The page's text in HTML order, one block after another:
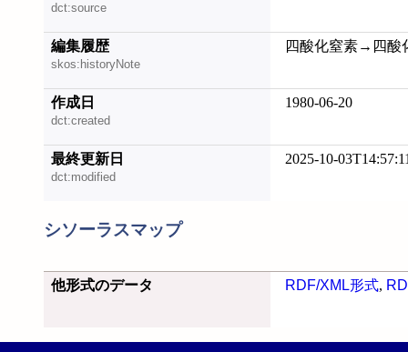
dct:source
編集履歴
skos:historyNote
四酸化窒素→四酸
作成日
dct:created
1980-06-20
最終更新日
dct:modified
2025-10-
シソーラスマップ
他形式のデータ RDF/XML形式,